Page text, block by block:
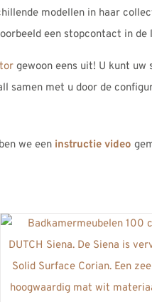
modellen in haar
een stopcontact in de
gewoon eens uit! U kunt uw
samen met u door de
we een instructie video